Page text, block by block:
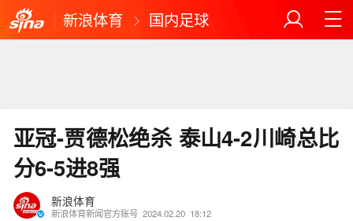
新浪体育 国内足球
亚冠-贾德松绝杀 泰山4-2川崎总比
分6-5进8强
新浪体育
新浪体育新闻官方账号 2024.02.20 18:12